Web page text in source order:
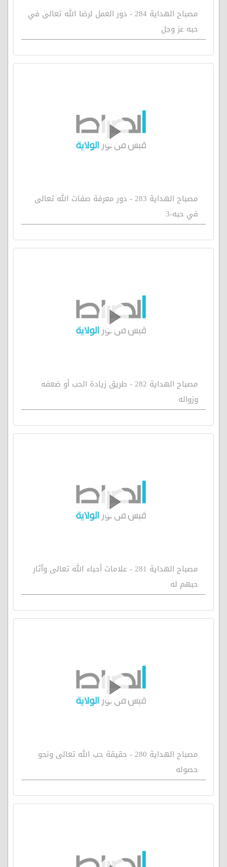
مصباح الهداية 284 - دور العمل لرضا الله تعالى في
حبه عز وجل
مصباح الهداية 283 - دور معرفة صفات الله تعالى
في حبه-3
مصباح الهداية 282 - طريق زيادة الحب أو ضعفه
وزواله
مصباح الهداية 281 - علامات أحباء الله تعالى وآثار
حبهم له
مصباح الهداية 280 - حقيقة حب الله تعالى ونحو
حصوله